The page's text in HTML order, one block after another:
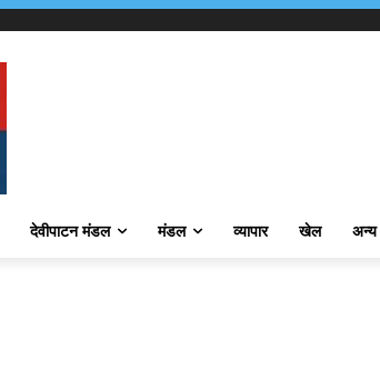
देवीपाटन मंडल मंडल व्यापार खेल अन्य